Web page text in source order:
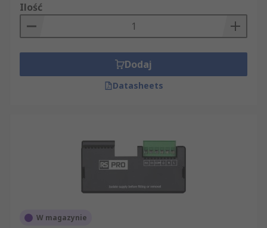
Ilość
Dodaj
Datasheets
W magazynie